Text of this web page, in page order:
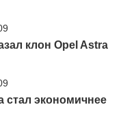
клон Opel Astra
стал экономичнее